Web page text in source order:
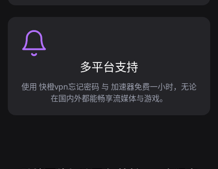
多平台支持
使用 快橙vpn忘记密码 与 加速器免费一小时，无论
在国内外都能畅享流媒体与游戏。